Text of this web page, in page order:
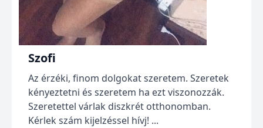
Szofi
Az érzéki, finom dolgokat szeretem. Szeretek
kényeztetni és szeretem ha ezt viszonozzák.
Szeretettel várlak diszkrét otthonomban.
Kérlek szám kijelzéssel hívj! ...